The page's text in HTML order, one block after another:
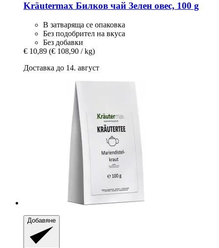
Kräutermax Билков чай Зелен овес, 100 g
В затваряща се опаковка
Без подобрител на вкуса
Без добавки
€ 10,89 (€ 108,90 / kg)
Доставка до 14. август
Добавяне